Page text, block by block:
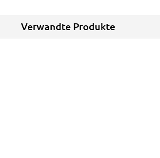
Verwandte Produkte